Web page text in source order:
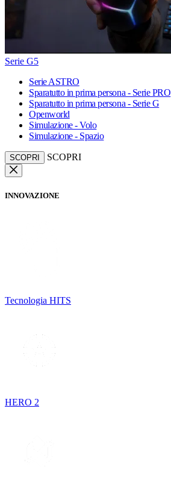
Serie G5
Serie ASTRO
Sparatutto in prima persona - Serie PRO
Sparatutto in prima persona - Serie G
Openworld
Simulazione - Volo
Simulazione - Spazio
SCOPRI SCOPRI
INNOVAZIONE
Tecnologia HITS
HERO 2